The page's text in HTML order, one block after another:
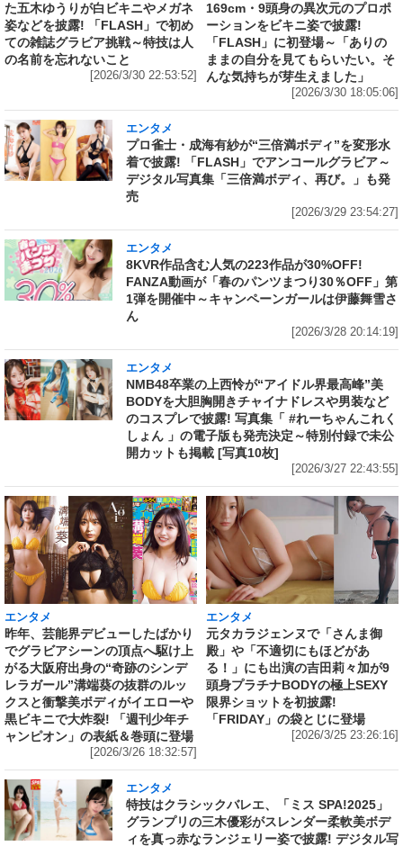
た五木ゆうりが白ビキニやメガネ
姿などを披露! 「FLASH」で初め
ての雑誌グラビア挑戦～特技は人
の名前を忘れないこと
[2026/3/30 22:53:52]
169cm・9頭身の異次元のプロポ
ーションをビキニ姿で披露!
「FLASH」に初登場～「ありの
ままの自分を見てもらいたい。そ
んな気持ちが芽生えました」
[2026/3/30 18:05:06]
エンタメ
プロ雀士・成海有紗が“三倍満ボディ”を変形水
着で披露! 「FLASH」でアンコールグラビア～
デジタル写真集「三倍満ボディ、再び。」も発
売
[2026/3/29 23:54:27]
エンタメ
8KVR作品含む人気の223作品が30%OFF!
FANZA動画が「春のパンツまつり30％OFF」第
1弾を開催中～キャンペーンガールは伊藤舞雪さ
ん
[2026/3/28 20:14:19]
エンタメ
NMB48卒業の上西怜が“アイドル界最高峰”美
BODYを大胆胸開きチャイナドレスや男装など
のコスプレで披露! 写真集「 #れーちゃんこれく
しょん 」の電子版も発売決定～特別付録で未公
開カットも掲載 [写真10枚]
[2026/3/27 22:43:55]
エンタメ
昨年、芸能界デビューしたばかり
でグラビアシーンの頂点へ駆け上
がる大阪府出身の“奇跡のシンデ
レラガール”溝端葵の抜群のルッ
クスと衝撃美ボディがイエローや
黒ビキニで大炸裂! 「週刊少年チ
ャンピオン」の表紙＆巻頭に登場
[2026/3/26 18:32:57]
エンタメ
元タカラジェンヌで「さんま御
殿」や「不適切にもほどがあ
る！」にも出演の吉田莉々加が9
頭身プラチナBODYの極上SEXY
限界ショットを初披露!
「FRIDAY」の袋とじに登場
[2026/3/25 23:26:16]
エンタメ
特技はクラシックバレエ、「ミス SPA!2025」
グランプリの三木優彩がスレンダー柔軟美ボデ
ィを真っ赤なランジェリー姿で披露! デジタル写